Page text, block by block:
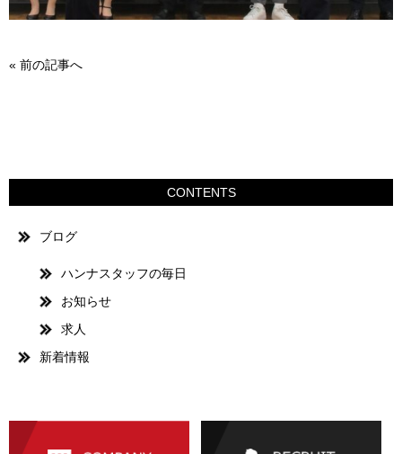
« 前の記事へ
CONTENTS
ブログ
ハンナスタッフの毎日
お知らせ
求人
新着情報